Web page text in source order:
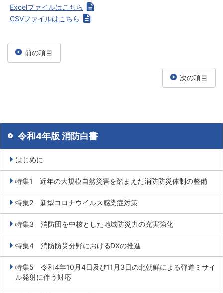
Excelファイルはこちら
CSVファイルはこちら
前の項目
次の項目
令和4年版 消防白書
はじめに
特集1 近年の大規模自然災害を踏まえた消防防災体制の整備
特集2 新型コロナウイルス感染症対策
特集3 消防団を中核とした地域防災力の充実強化
特集4 消防防災分野におけるDXの推進
特集5 令和4年10月4日及び11月3日の北朝鮮による弾道ミサイ
ル発射に伴う対応